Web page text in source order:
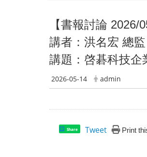
【書報討論 2026/
講者：洪名宏 總
講題：啓碁科技企
2026-05-14 admin
Share Tweet Print